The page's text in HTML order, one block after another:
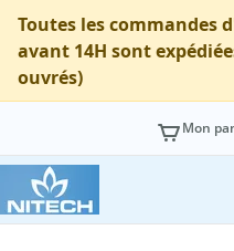
Toutes les commandes
avant 14H sont
ouvrés)
Mon